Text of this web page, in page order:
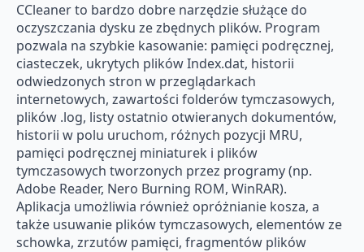
CCleaner to bardzo dobre narzędzie służące do
oczyszczania dysku ze zbędnych plików. Program
pozwala na szybkie kasowanie: pamięci podręcznej,
ciasteczek, ukrytych plików Index.dat, historii
odwiedzonych stron w przeglądarkach
internetowych, zawartości folderów tymczasowych,
plików .log, listy ostatnio otwieranych dokumentów,
historii w polu uruchom, różnych pozycji MRU,
pamięci podręcznej miniaturek i plików
tymczasowych tworzonych przez programy (np.
Adobe Reader, Nero Burning ROM, WinRAR).
Aplikacja umożliwia również opróżnianie kosza, a
także usuwanie plików tymczasowych, elementów ze
schowka, zrzutów pamięci, fragmentów plików